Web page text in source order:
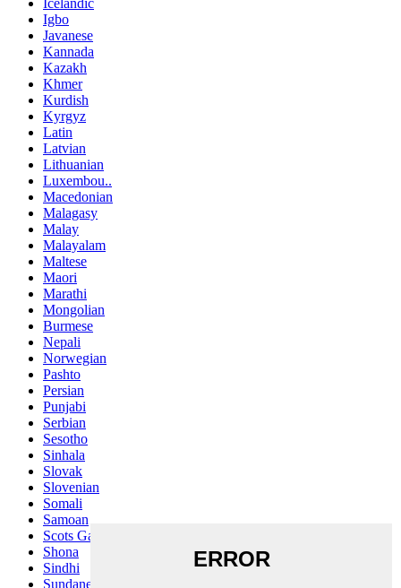
Igbo
Javanese
Kannada
Kazakh
Khmer
Kurdish
Kyrgyz
Latin
Latvian
Lithuanian
Luxembou..
Macedonian
Malagasy
Malay
Malayalam
Maltese
Maori
Marathi
Mongolian
Burmese
Nepali
Norwegian
Pashto
Persian
Punjabi
Serbian
Sesotho
Sinhala
Slovak
Slovenian
Somali
Samoan
Scots Gaelic
Shona
Sindhi
Sundanese